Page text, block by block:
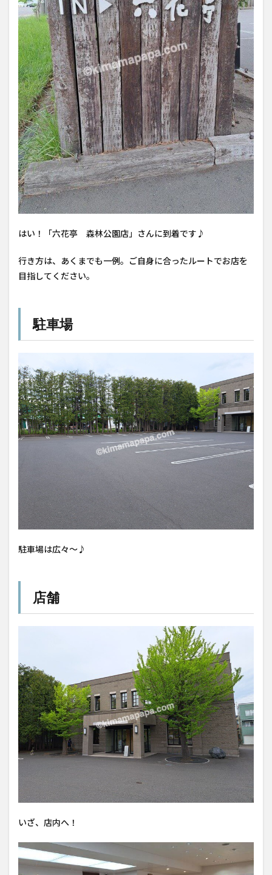
はい！「六花亭 森林公園店」さんに到着です♪
行き方は、あくまでも一例。ご自身に合ったルートでお店を
目指してください。
駐車場
駐車場は広々〜♪
店舗
いざ、店内へ！